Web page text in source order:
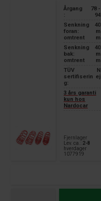
Årgang
:
78 -
94
Senkning
foran:
omtrent
40
m
m
Senkning
bak:
omtrent
40
m
m
TÜV
sertifiserin
g:
N
ej
3 års garanti
kun hos
Nardocar
Fjernlager
Lev. ca.: 2-8
hverdager
1077919